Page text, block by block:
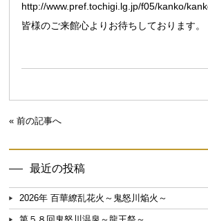
http://www.pref.tochigi.lg.jp/f05/kanko/
皆様のご来館心よりお待ちしております。
« 前の記事へ
最近の投稿
2026年 百華繚乱花火～鬼怒川焔火～